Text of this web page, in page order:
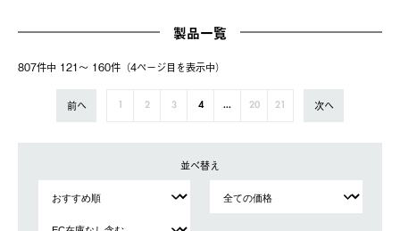
製品一覧
807件中 121〜 160件（4ページ⽬を表⽰中）
前へ 2 3 4 ... 20 21 次へ
並べ替え